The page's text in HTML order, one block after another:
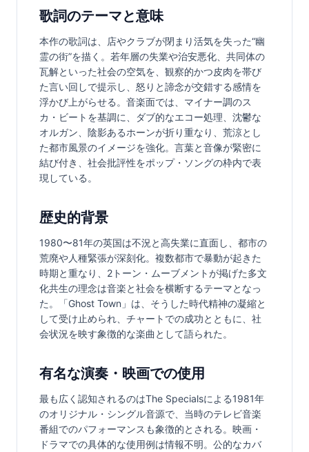
歌詞のテーマと意味
本作の歌詞は、店やクラブが閉まり活気を失った“幽
霊の街”を描く。若年層の失業や治安悪化、共同体の
瓦解といった社会の空気を、観察的かつ皮肉を帯び
た言い回しで提示し、怒りと諦念が交錯する感情を
浮かび上がらせる。音楽面では、マイナー調のス
カ・ビートを基調に、ダブ的なエコー処理、沈鬱な
オルガン、陰影あるホーンが折り重なり、荒涼とし
た都市風景のイメージを強化。言葉と音像が緊密に
結び付き、社会批評性をポップ・ソングの枠内で表
現している。
歴史的背景
1980〜81年の英国は不況と高失業に直面し、都市の
荒廃や人種緊張が深刻化。複数都市で暴動が起きた
時期と重なり、2トーン・ムーブメントが掲げた多文
化共生の理念は音楽と社会を横断するテーマとなっ
た。「Ghost Town」は、そうした時代精神の凝縮と
して受け止められ、チャートでの成功とともに、社
会状況を映す象徴的な楽曲として語られた。
有名な演奏・映画での使用
最も広く認知されるのはThe Specialsによる1981年
のオリジナル・シングル音源で、当時のテレビ音楽
番組でのパフォーマンスも象徴的とされる。映画・
ドラマでの具体的な使用例は情報不明。公的なカバ